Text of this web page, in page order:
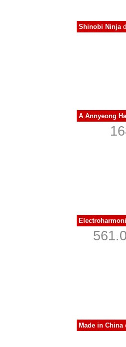
Shinobi Ninja
A Annyeong
Made in China